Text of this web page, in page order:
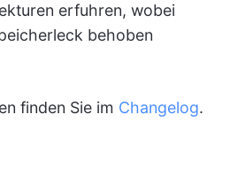
erfuhren, wobei
behoben
finden Sie im Changelog.